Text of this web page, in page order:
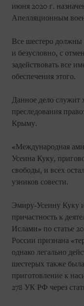
июня 2020 г.
Апелляционным
Все шестеро должны
и безусловно, с
задействовать все
обеспечения этого.
Данное дело служит
преследования
Крыму.
«Международная
Усеина Куку,
свободы, и всех
узников совести.
Эмиру-Усеину Куку
причастность к
Ислами» по статье
России признана
однако легально
шестерых также
приготовление к
278 УК РФ через